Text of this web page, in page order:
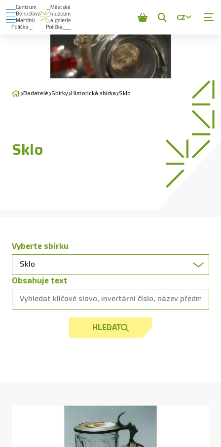
Zobrazit
vyhledávání
CZ
Badatelé Sbírky Historická sbírka Sklo
Sklo
Vyberte sbírku
Obsahuje text
HLEDAT